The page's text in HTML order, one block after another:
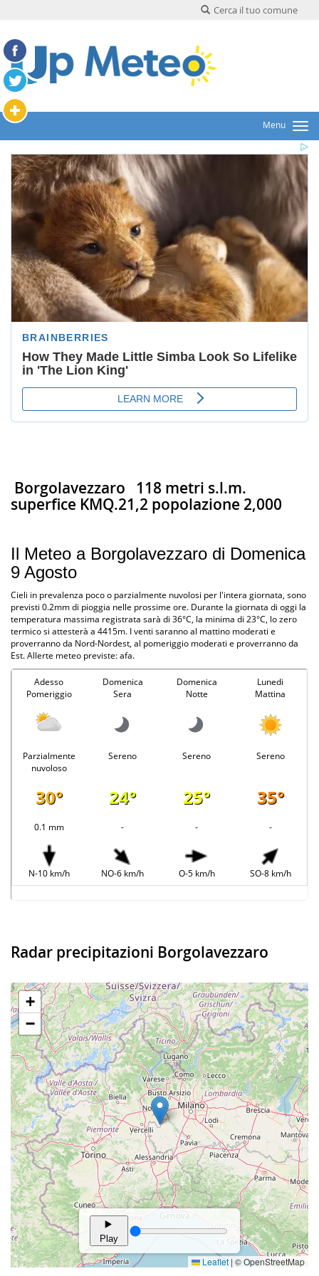
Cerca il tuo comune
Menu
Borgolavezzaro 118 metri s.l.m.
superfice KMQ.21,2 popolazione 2,000
Il Meteo a Borgolavezzaro di Domenica
9 Agosto
Cieli in prevalenza poco o parzialmente nuvolosi per l'intera giornata, sono
previsti 0.2mm di pioggia nelle prossime ore. Durante la giornata di oggi la
temperatura massima registrata sarà di 36°C, la minima di 23°C, lo zero
termico si attesterà a 4415m. I venti saranno al mattino moderati e
proverranno da Nord-Nordest, al pomeriggio moderati e proverranno da
Est. Allerte meteo previste: afa.
Adesso
Pomeriggio
Domenica
Sera
Domenica
Notte
Lunedi
Mattina
Parzialmente
nuvoloso
Sereno Sereno Sereno
30° 24° 25° 35°
0.1 mm - - -
N-10 km/h NO-6 km/h O-5 km/h SO-8 km/h
Radar precipitazioni Borgolavezzaro